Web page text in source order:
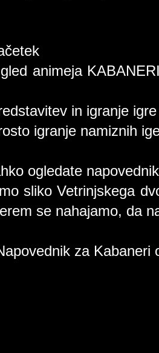
animeja
in igranje
igranje namiznih
ogledate
sliko Vetrinjskega
se nahajamo, da
za Kabaneri